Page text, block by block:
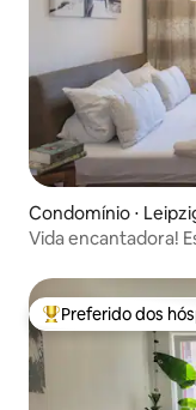
Condomínio ⋅
Vida encantadora!
Entre os melhores
Preferido dos